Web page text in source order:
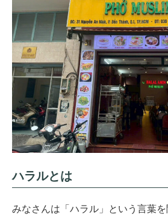
ハラルとは
みなさんは「ハラル」という言葉